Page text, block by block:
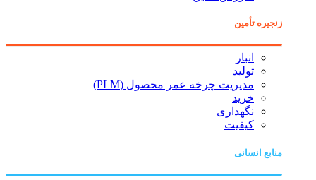
زنجیره تأمین
انبار
تولید
مدیریت چرخه عمر محصول (PLM)
خرید
نگهداری
کیفیت
منابع انسانی